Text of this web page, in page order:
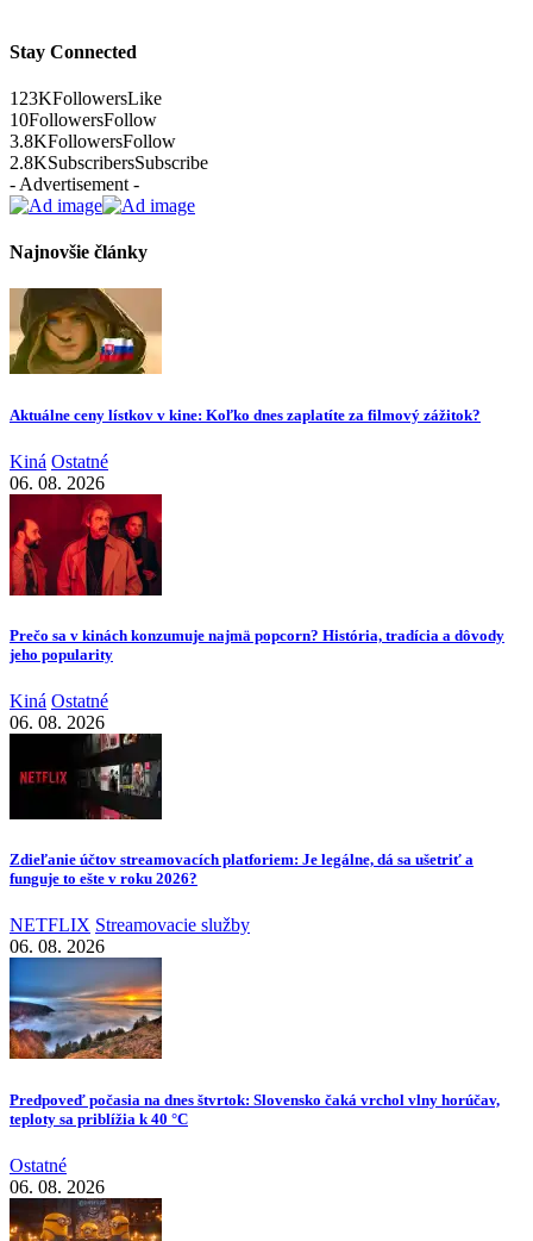
Stay Connected
123KFollowersLike
10FollowersFollow
3.8KFollowersFollow
2.8KSubscribersSubscribe
- Advertisement -
Najnovšie články
Aktuálne ceny lístkov v kine: Koľko dnes zaplatíte za filmový zážitok?
Kiná Ostatné
06. 08. 2026
Prečo sa v kinách konzumuje najmä popcorn? História, tradícia a dôvody
jeho popularity
Kiná Ostatné
06. 08. 2026
Zdieľanie účtov streamovacích platforiem: Je legálne, dá sa ušetriť a
funguje to ešte v roku 2026?
NETFLIX Streamovacie služby
06. 08. 2026
Predpoveď počasia na dnes štvrtok: Slovensko čaká vrchol vlny horúčav,
teploty sa priblížia k 40 °C
Ostatné
06. 08. 2026